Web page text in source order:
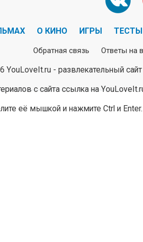
О КИНО ИГРЫ ТЕСТЫ
Обратная связь Ответы на
YouLoveIt.ru - развлекательный
с сайта ссылка на
её мышкой и нажмите Ctrl и Enter.